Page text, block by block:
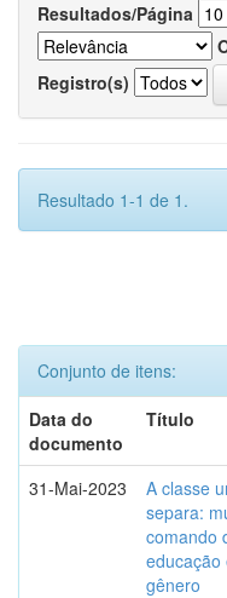
Resultados/Página
Registro(s)
Resultado 1-1 de 1.
Conjunto de itens:
Data do
documento
Título
31-Mai-2023
A classe
separa:
comando
educação
gênero